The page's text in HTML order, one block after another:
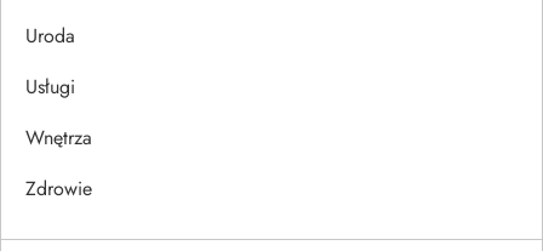
Uroda
Usługi
Wnętrza
Zdrowie